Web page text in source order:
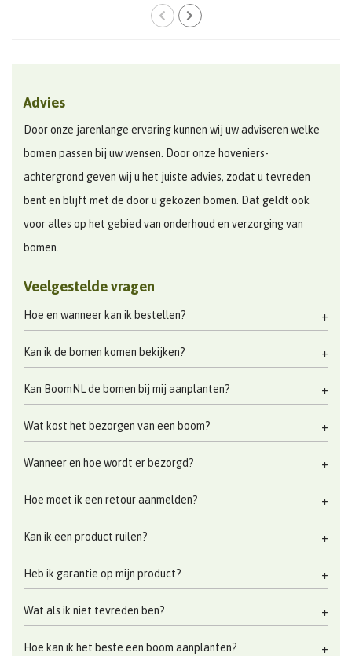
Advies
Door onze jarenlange ervaring kunnen wij uw adviseren welke
bomen passen bij uw wensen. Door onze hoveniers-
achtergrond geven wij u het juiste advies, zodat u tevreden
bent en blijft met de door u gekozen bomen. Dat geldt ook
voor alles op het gebied van onderhoud en verzorging van
bomen.
Veelgestelde vragen
Hoe en wanneer kan ik bestellen?
Kan ik de bomen komen bekijken?
Kan BoomNL de bomen bij mij aanplanten?
Wat kost het bezorgen van een boom?
Wanneer en hoe wordt er bezorgd?
Hoe moet ik een retour aanmelden?
Kan ik een product ruilen?
Heb ik garantie op mijn product?
Wat als ik niet tevreden ben?
Hoe kan ik het beste een boom aanplanten?